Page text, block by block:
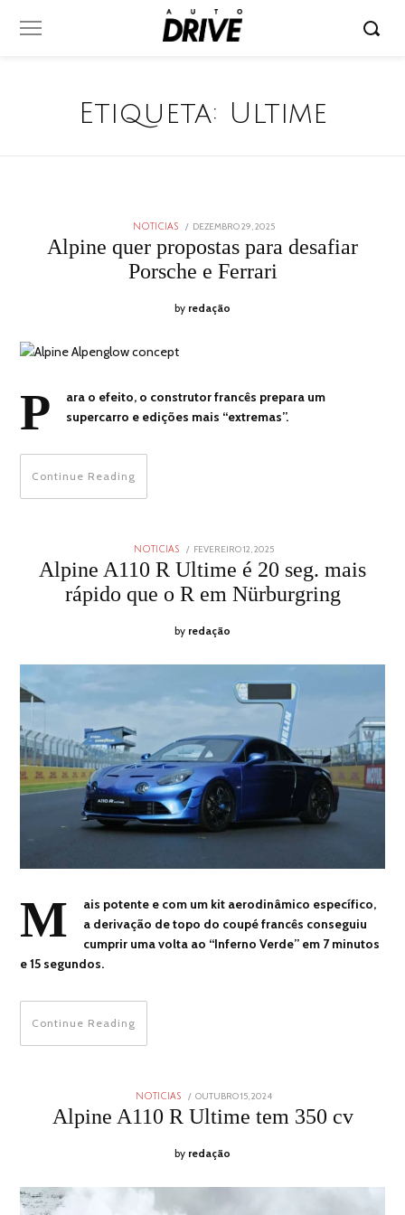
Etiqueta: Ultime
NOTICIAS
POSTED
DEZEMBRO 29, 2025DEZEMBRO
2025
Alpine quer propostas para desafiar
Porsche e Ferrari
by redação
P
ara o efeito, o construtor francês prepara um
supercarro e edições mais “extremas”.
Continue Reading
NOTICIAS
POSTED
ON
FEVEREIRO 12, 2025FEVEREIRO
12,
2025
Alpine A110 R Ultime é 20 seg. mais
rápido que o R em Nürburgring
by redação
M
ais potente e com um kit aerodinâmico específico,
a derivação de topo do coupé francês conseguiu
cumprir uma volta ao “Inferno Verde” em 7 minutos
e 15 segundos.
Continue Reading
NOTICIAS
POSTED
ON
OUTUBRO 15, 2024OUTUBRO
2024
Alpine A110 R Ultime tem 350 cv
by redação